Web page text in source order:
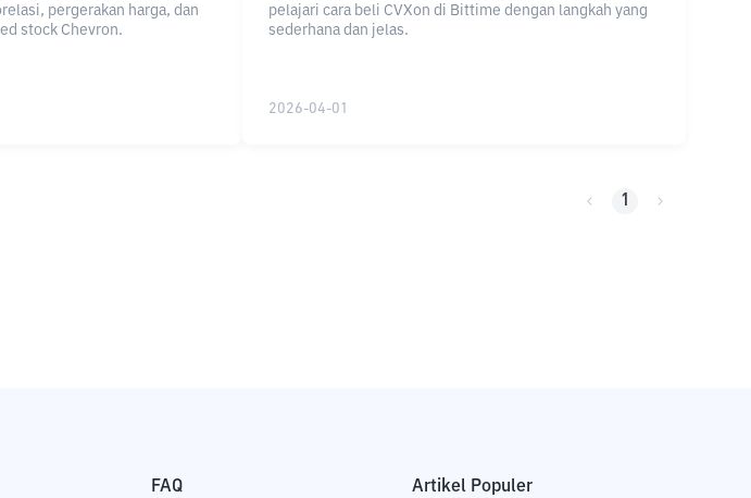
pergerakan harga, dan
stock Chevron.
pelajari cara beli CVXon di Bittime dengan langkah yang
sederhana dan jelas.
2026-04-01
1
FAQ Artikel Populer